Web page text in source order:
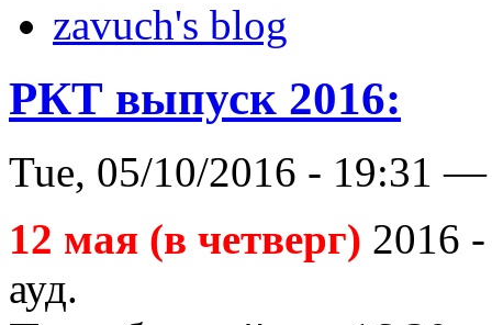
zavuch's blog
РКТ выпуск 2016:
Tue, 05/10/2016 - 19:31 —
12 мая (в четверг) 2016
ауд.